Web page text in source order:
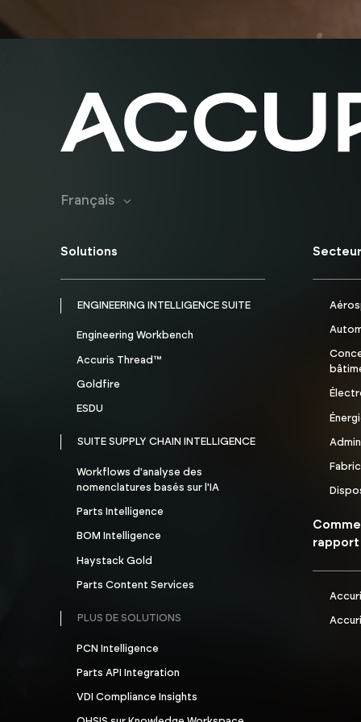
Français
Solutions
ENGINEERING INTELLIGENCE SUITE
Engineering Workbench
Accuris Thread™
Goldfire
ESDU
SUITE SUPPLY CHAIN INTELLIGENCE
Workflows d'analyse des
nomenclatures basés sur l'IA
Parts Intelligence
BOM Intelligence
Haystack Gold
Parts Content Services
PLUS DE SOLUTIONS
PCN Intelligence
Parts API Integration
VDI Compliance Insights
rapport